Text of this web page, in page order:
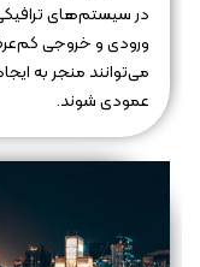
در سیستم‌های
ورودی و خروجی
می‌توانند منجر به
عمودی شوند.